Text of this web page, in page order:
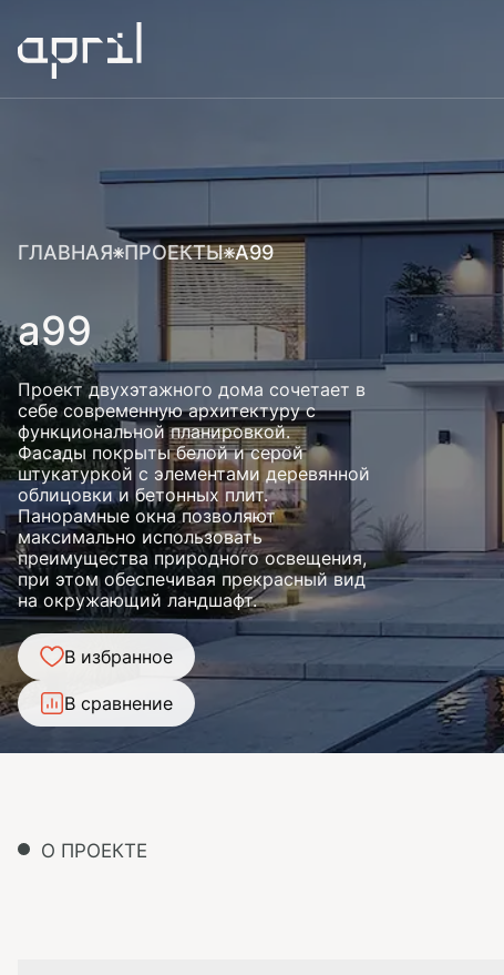
ГЛАВНАЯ ПРОЕКТЫ A99
a99
Проект двухэтажного дома сочетает в
себе современную архитектуру с
функциональной планировкой.
Фасады покрыты белой и серой
штукатуркой с элементами деревянной
облицовки и бетонных плит.
Панорамные окна позволяют
максимально использовать
преимущества природного освещения,
при этом обеспечивая прекрасный вид
на окружающий ландшафт.
В избранное
В сравнение
О ПРОЕКТЕ